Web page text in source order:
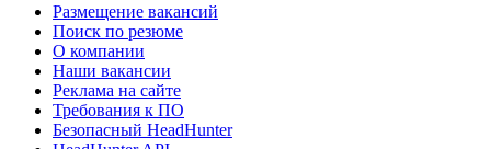
Размещение вакансий
Поиск по резюме
О компании
Наши вакансии
Реклама на сайте
Требования к ПО
Безопасный HeadHunter